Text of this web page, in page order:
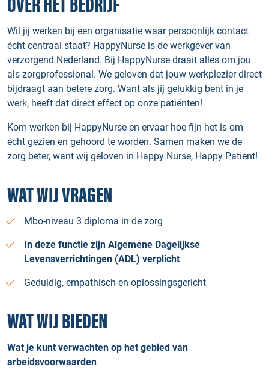
OVER HET BEDRIJF
Wil jij werken bij een organisatie waar persoonlijk contact
écht centraal staat? HappyNurse is de werkgever van
verzorgend Nederland. Bij HappyNurse draait alles om jou
als zorgprofessional. We geloven dat jouw werkplezier direct
bijdraagt aan betere zorg. Want als jij gelukkig bent in je
werk, heeft dat direct effect op onze patiënten!
Kom werken bij HappyNurse en ervaar hoe fijn het is om
écht gezien en gehoord te worden. Samen maken we de
zorg beter, want wij geloven in Happy Nurse, Happy Patient!
WAT WIJ VRAGEN
Mbo-niveau 3 diploma in de zorg
In deze functie zijn Algemene Dagelijkse
Levensverrichtingen (ADL) verplicht
Geduldig, empathisch en oplossingsgericht
WAT WIJ BIEDEN
Wat je kunt verwachten op het gebied van
arbeidsvoorwaarden